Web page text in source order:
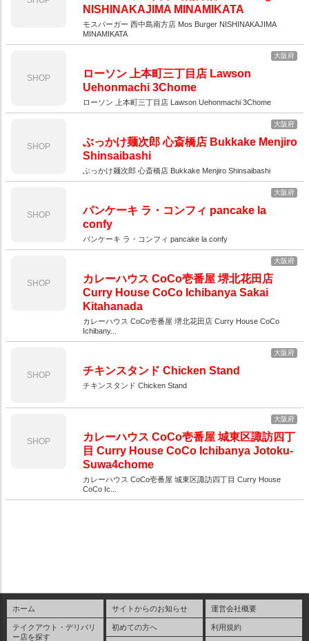
NISHINAKAJIMA MINAMIKATA
モスバーガー 西中島南方店 Mos Burger NISHINAKAJIMA
MINAMIKATA
SHOP
大阪府
ローソン 上本町三丁目店 Lawson
Uehonmachi 3Chome
ローソン 上本町三丁目店 Lawson Uehonmachi 3Chome
SHOP
大阪府
ぶっかけ麺次郎 心斎橋店 Bukkake Menjiro
Shinsaibashi
ぶっかけ麺次郎 心斎橋店 Bukkake Menjiro Shinsaibashi
SHOP
大阪府
パンケーキ ラ・コンフィ pancake la
confy
パンケーキ ラ・コンフィ pancake la confy
SHOP
大阪府
カレーハウス CoCo壱番屋 堺北花田店
Curry House CoCo Ichibanya Sakai
Kitahanada
カレーハウス CoCo壱番屋 堺北花田店 Curry House CoCo
Ichibany...
SHOP
大阪府
チキンスタンド Chicken Stand
チキンスタンド Chicken Stand
SHOP
大阪府
カレーハウス CoCo壱番屋 城東区諏訪四丁
目 Curry House CoCo Ichibanya Jotoku-
Suwa4chome
カレーハウス CoCo壱番屋 城東区諏訪四丁目 Curry House
CoCo Ic...
ホーム
テイクアウト・デリバリ
ー店を探す
サイトからのお知らせ
初めての方へ
運営会社概要
利用規約